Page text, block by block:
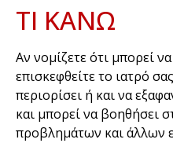
ΤΙ ΚΑΝΩ
Αν νομίζετε ότι μπορεί
επισκεφθείτε το ιατρό
περιορίσει ή και να
και μπορεί να βοηθήσει
προβλημάτων και άλλων